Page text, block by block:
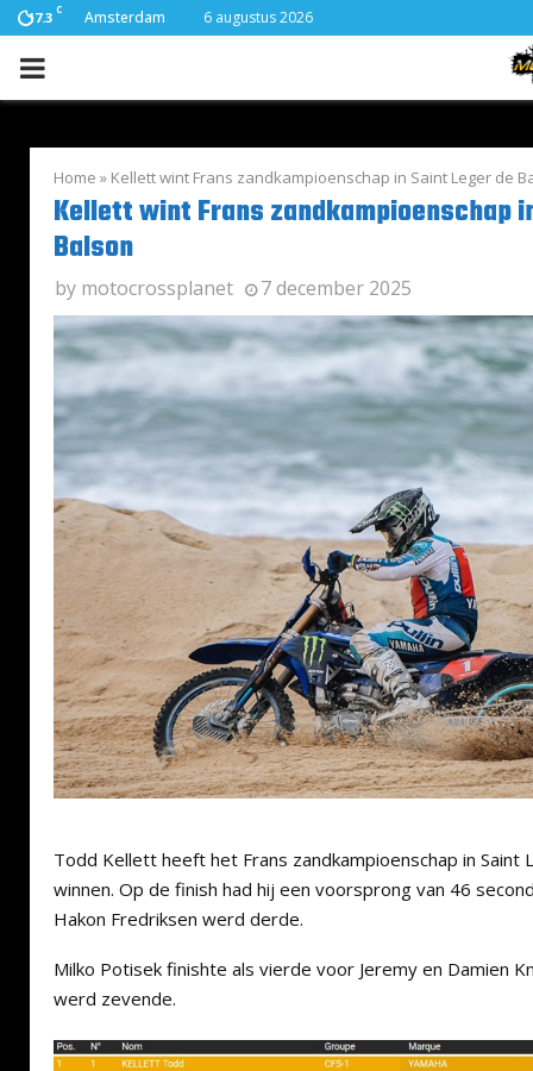
17.3 C Amsterdam 6 augustus 2026
PRIMARY
Home » Kellett wint Frans zandkampioenschap in Saint Leger de
Kellett wint Frans zandkampioenschap
Balson
by motocrossplanet 7 december 2025
Todd Kellett heeft het Frans zandkampioenschap in
winnen. Op de finish had hij een voorsprong van 46
Hakon Fredriksen werd derde.
Milko Potisek finishte als vierde voor Jeremy en Damien
werd zevende.